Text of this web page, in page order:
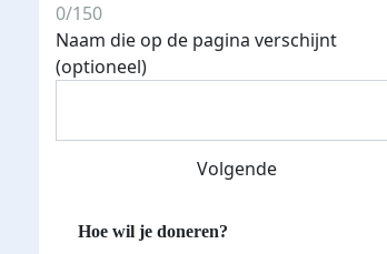
Streefbedrag
0/150
Naam die op de pagina verschijnt
(optioneel)
Volgende